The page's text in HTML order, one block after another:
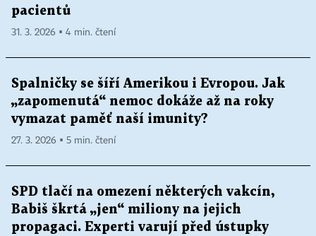
pacientů
31. 3. 2026 ▪ 4 min. čtení
Spalničky se šíří Amerikou i Evropou. Jak
„zapomenutá“ nemoc dokáže až na roky
vymazat paměť naší imunity?
27. 3. 2026 ▪ 5 min. čtení
SPD tlačí na omezení některých vakcín,
Babiš škrtá „jen“ miliony na jejich
propagaci. Experti varují před ústupky